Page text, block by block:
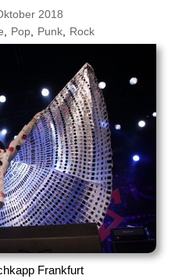
2018
Pop, Punk, Rock
Frankfurt